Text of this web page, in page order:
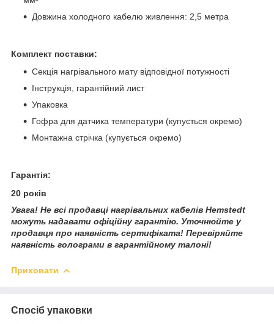
Довжина холодного кабелю живлення: 2,5 метра
Комплект поставки:
Секція нагрівального мату відповідної потужності
Інструкція, гарантійний лист
Упаковка
Гофра для датчика температури (купується окремо)
Монтажна стрічка (купується окремо)
Гарантія:
20 років
Увага! Не всі продавці нагрівальних кабелів Hemstedt
можуть надавати офіційну гарантію. Уточнюйте у
продавця про наявність сертифіката! Перевіряйте
наявність голограми в гарантійному талоні!
Приховати
Спосіб упаковки